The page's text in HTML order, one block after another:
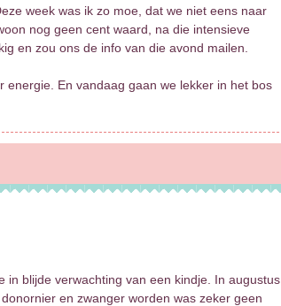
week was ik zo moe, dat we niet eens naar
nog geen cent waard, na die intensieve
en zou ons de info van die avond mailen.
energie. En vandaag gaan we lekker in het bos
in blijde verwachting van een kindje. In augustus
en zwanger worden was zeker geen